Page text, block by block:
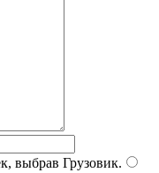
выбрав Грузовик.